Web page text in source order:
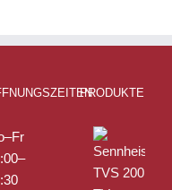
PRODUKTE